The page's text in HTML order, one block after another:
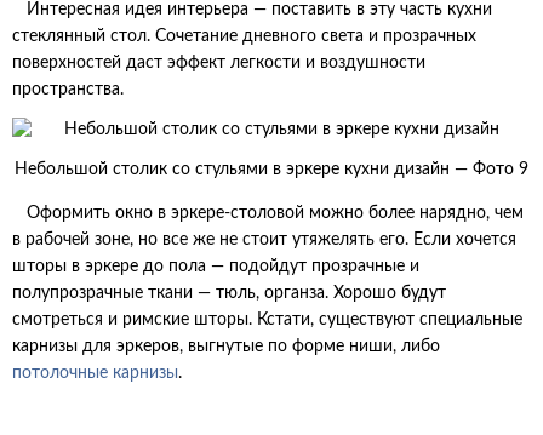
Интересная идея интерьера — поставить в эту часть кухни
стеклянный стол. Сочетание дневного света и прозрачных
поверхностей даст эффект легкости и воздушности
пространства.
Небольшой столик со стульями в эркере кухни дизайн — Фото 9
Оформить окно в эркере-столовой можно более нарядно, чем
в рабочей зоне, но все же не стоит утяжелять его. Если хочется
шторы в эркере до пола — подойдут прозрачные и
полупрозрачные ткани — тюль, органза. Хорошо будут
смотреться и римские шторы. Кстати, существуют специальные
карнизы для эркеров, выгнутые по форме ниши, либо
потолочные карнизы.